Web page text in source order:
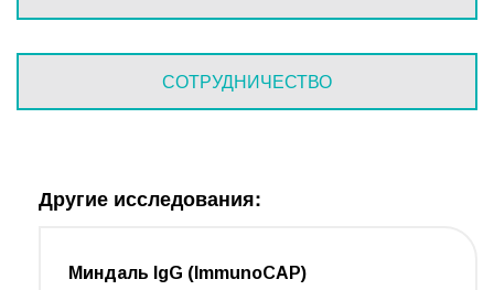
СОТРУДНИЧЕСТВО
Другие исследования:
Миндаль IgG (ImmunoCAP)